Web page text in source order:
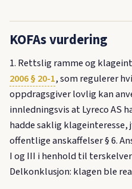
KOFAs vurdering
1. Rettslig ramme og
2006 § 20-1, som regulerer
oppdragsgiver lovlig kan
innledningsvis at Lyreco AS
hadde saklig
offentlige anskaffelser § 6.
I og III i henhold til
Delkonklusjon: klagen ble